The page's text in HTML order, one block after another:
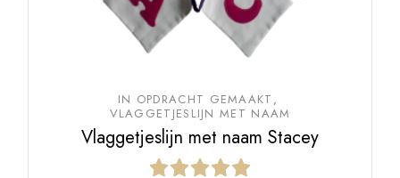
IN OPDRACHT GEMAAKT
VLAGGETJESLIJN MET NAAM
Vlaggetjeslijn met naam Stacey